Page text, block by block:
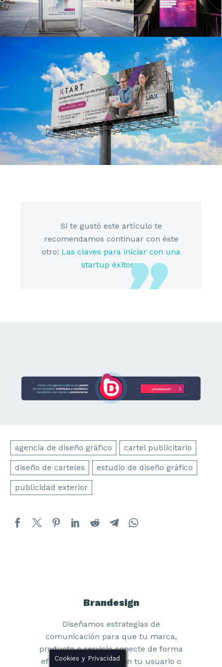
Si te gustó este artículo te
recomendamos continuar con éste
otro: Las claves para iniciar con una
startup éxitosa.
agencia de diseño gráfico cartel publicitario
diseño de carteles estudio de diseño gráfico
publicidad exterior
Brandesign
Diseñamos estrategias de
comunicación para que tu marca,
producto o servicio conecte de forma
eficaz e innovadora con tu usuario o
Interfaz Gráfica de Usuario
Emailings y Newsletters
MARKETING
Marketing
Email marketing
Tiendas Online
Teléfono:914237072
info@brandesign.es
EN EL TOP DE LAS AGENCIAS EN
MADRID
Especialistas en BrandingyDiseño Gráfico
Cookies y Privacidad